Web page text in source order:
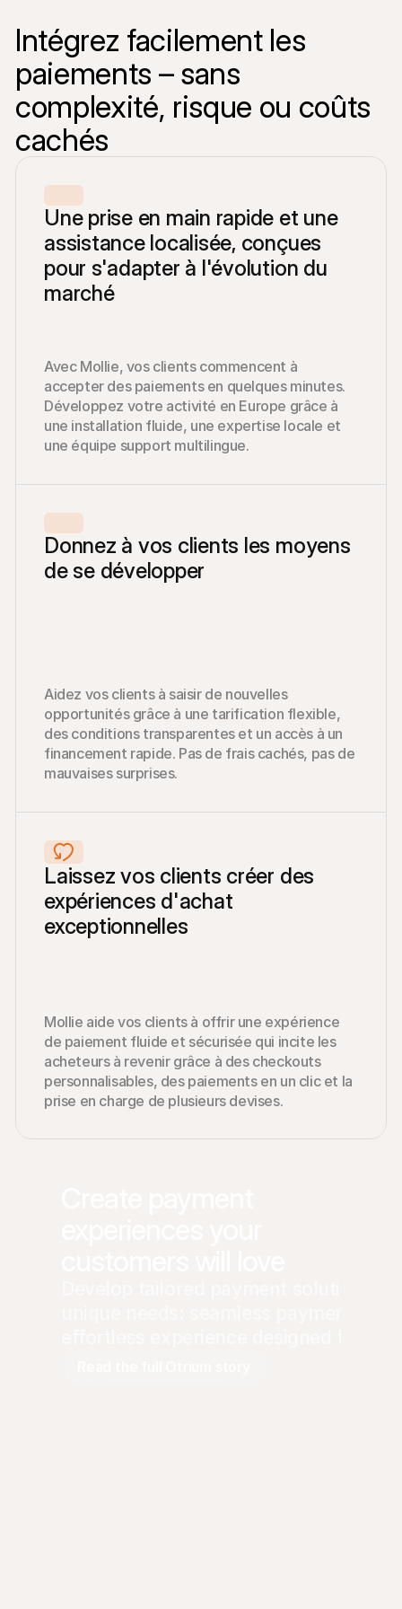
Intégrez facilement les
paiements – sans
complexité, risque ou coûts
cachés
Une prise en main rapide et une
assistance localisée, conçues
pour s'adapter à l'évolution du
marché
Avec Mollie, vos clients commencent à
accepter des paiements en quelques minutes.
Développez votre activité en Europe grâce à
une installation fluide, une expertise locale et
une équipe support multilingue.
Donnez à vos clients les moyens
de se développer
Aidez vos clients à saisir de nouvelles
opportunités grâce à une tarification flexible,
des conditions transparentes et un accès à un
financement rapide. Pas de frais cachés, pas de
mauvaises surprises.
Laissez vos clients créer des
expériences d'achat
exceptionnelles
Mollie aide vos clients à offrir une expérience
de paiement fluide et sécurisée qui incite les
acheteurs à revenir grâce à des checkouts
personnalisables, des paiements en un clic et la
prise en charge de plusieurs devises.